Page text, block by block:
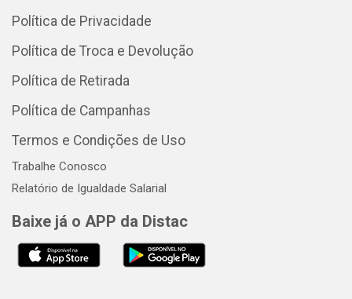
Política de Privacidade
Política de Troca e Devolução
Política de Retirada
Política de Campanhas
Termos e Condições de Uso
Trabalhe Conosco
Relatório de Igualdade Salarial
Baixe já o APP da Distac